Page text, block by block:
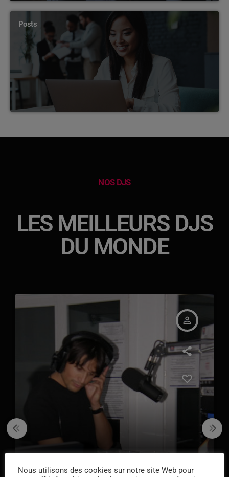
Posts
NOS DJS
LES MEILLEURS DJS
DU MONDE
person_outline
Nous utilisons des cookies sur notre site Web pour